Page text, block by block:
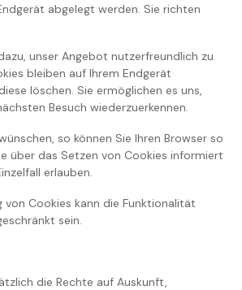
abgelegt werden. Sie richten
unser Angebot nutzerfreundlich zu
bleiben auf Ihrem Endgerät
löschen. Sie ermöglichen es uns,
Besuch wiederzuerkennen.
so können Sie Ihren Browser so
über das Setzen von Cookies informiert
erlauben.
von Cookies kann die Funktionalität
sein.
die Rechte auf Auskunft,